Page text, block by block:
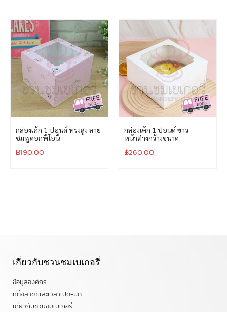
กล่องเค้ก 1 ปอนด์ ทรงสูง ลาย
ชมพูดอกพิโอนี่
฿190.00
กล่องเค้ก 1 ปอนด์ ขาว
หน้าต่างกว้างขนาด
฿260.00
เกี่ยวกับชวนชมเบเกอรี่
ข้อมูลองค์กร
ที่ตั้งสาขาและเวลาเปิด-ปิด
เกี่ยวกับชวนชมเบเกอรี่